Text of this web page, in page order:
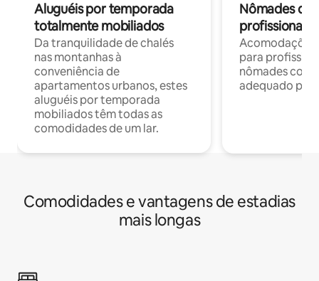
Aluguéis por temporada
totalmente mobiliados
Da tranquilidade de chalés
nas montanhas à
conveniência de
apartamentos urbanos, estes
aluguéis por temporada
mobiliados têm todas as
comodidades de um lar.
Nômades
profissionais
para
nômades com
adequado
Comodidades e vantagens de estadias
mais longas